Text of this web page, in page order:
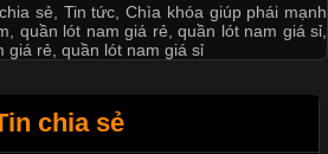
sẻ Tin tức Chìa khóa giúp phái mạnh
quần lót nam giá rẻ ,quần lót nam giá sỉ
giá rẻ quần lót nam giá sỉ
chia sẻ